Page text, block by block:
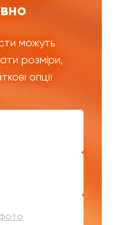
можуть
розміри,
опції